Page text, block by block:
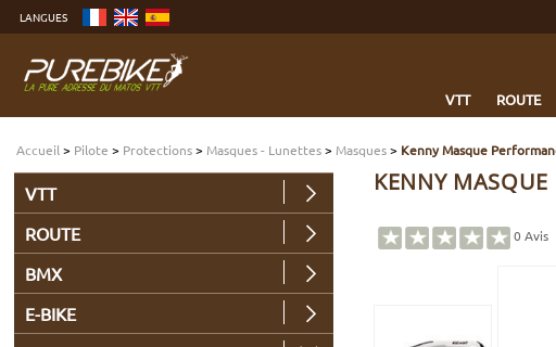
contenu
menu
Aller
LANGUES
VTT ROUTE
Accueil > Pilote > Protections> Masques - Lunettes> Masques> Kenny Masque
KENNY MASQUE
0 Avis
VTT
ROUTE
BMX
E-BIKE